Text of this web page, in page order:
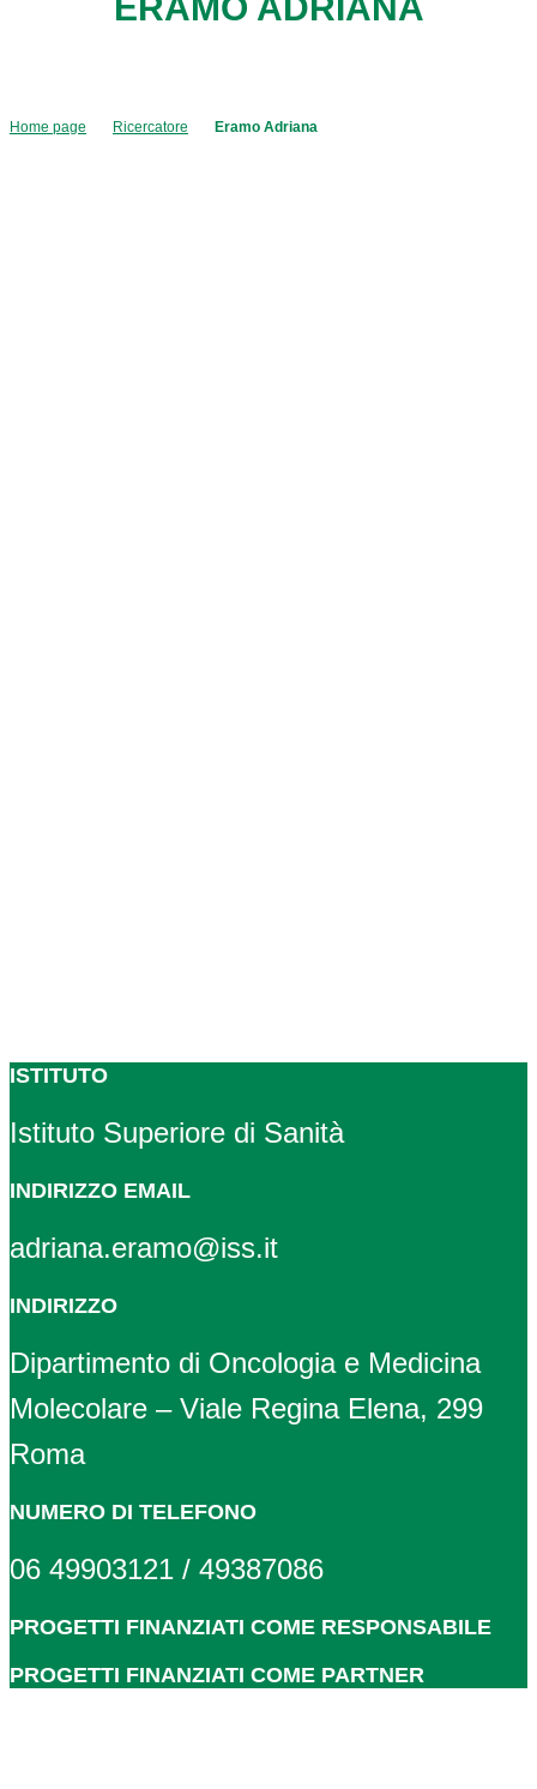
Home page Ricercatore Eramo Adriana
ISTITUTO
Istituto Superiore di Sanità
INDIRIZZO EMAIL
adriana.eramo@iss.it
INDIRIZZO
Dipartimento di Oncologia e Medicina
Molecolare – Viale Regina Elena, 299
Roma
NUMERO DI TELEFONO
06 49903121 / 49387086
PROGETTI FINANZIATI COME RESPONSABILE
PROGETTI FINANZIATI COME PARTNER